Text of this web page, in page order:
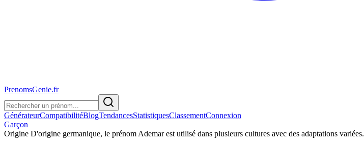
PrenomsGenie.fr
GénérateurCompatibilitéBlogTendancesStatistiquesClassementConnexion
Garçon
Origine D'origine germanique, le prénom Ademar est utilisé dans plusieurs cultures avec des adaptations variées.